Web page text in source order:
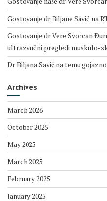
Gostovanje dr Biljane Savić na
Gostovanje dr Vere Svorcan
ultrazvučni pregledi muskulo-
Dr Biljana Savić na temu
Archives
March 2026
October 2025
May 2025
March 2025
February 2025
January 2025